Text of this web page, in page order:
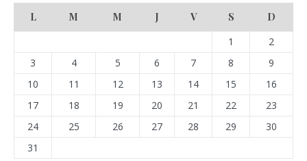
L M M J V S
D
1
2
3
4 5 6 7 8
9
10
11 12 13 14 15
16
17
18 19 20 21 22
23
24
25 26 27 28 29
30
31